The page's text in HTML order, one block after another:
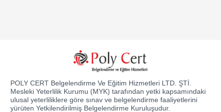
POLY CERT Belgelendirme Ve Eğitim Hizmetleri LTD. ŞTİ.
Mesleki Yeterlilik Kurumu (MYK) tarafından yetki kapsamındaki
ulusal yeterliliklere göre sınav ve belgelendirme faaliyetlerini
yürüten Yetkilendirilmiş Belgelendirme Kuruluşudur.